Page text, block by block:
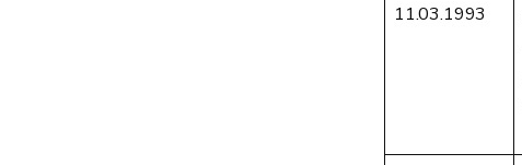
11.03.1993